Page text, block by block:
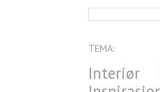
TEMA:
Interiør